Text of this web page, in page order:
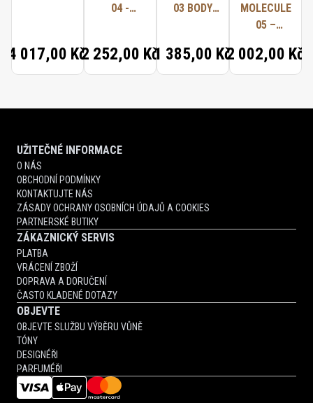
4 017,00 Kč
04 -
2 252,00 Kč
03 BODY
1 385,00 Kč
MOLECULE
05 –
30ML
2 002,00 Kč
UŽITEČNÉ INFORMACE
O NÁS
OBCHODNÍ PODMÍNKY
KONTAKTUJTE NÁS
ZÁSADY OCHRANY OSOBNÍCH ÚDAJŮ A COOKIES
PARTNERSKÉ BUTIKY
ZÁKAZNICKÝ SERVIS
PLATBA
VRÁCENÍ ZBOŽÍ
DOPRAVA A DORUČENÍ
ČASTO KLADENÉ DOTAZY
OBJEVTE
OBJEVTE SLUŽBU VÝBĚRU VŮNĚ
TÓNY
DESIGNÉŘI
PARFUMÉŘI